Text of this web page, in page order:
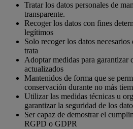
Tratar los datos personales de
transparente.
Recoger los datos con fines
legítimos
Solo recoger los datos
trata
Adoptar medidas para garantizar
actualizados
Mantenidos de forma que se
conservación durante no más
Utilizar las medidas técnicas u
garantizar la seguridad de los
Ser capaz de demostrar el
RGPD o GDPR